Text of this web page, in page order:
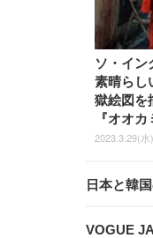
ソ・イン
素晴らし
獄絵図を
『オオカ
2023.3.29(
日本と韓
VOGUE